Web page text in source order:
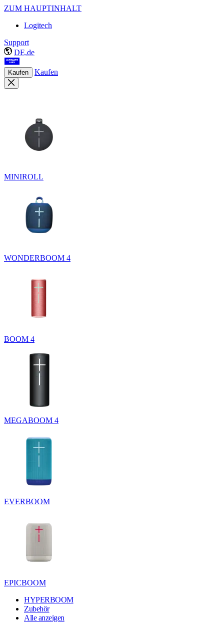
ZUM HAUPTINHALT
Logitech
Support
DE,de
Kaufen Kaufen
MINIROLL
WONDERBOOM 4
BOOM 4
MEGABOOM 4
EVERBOOM
EPICBOOM
HYPERBOOM
Zubehör
Alle anzeigen